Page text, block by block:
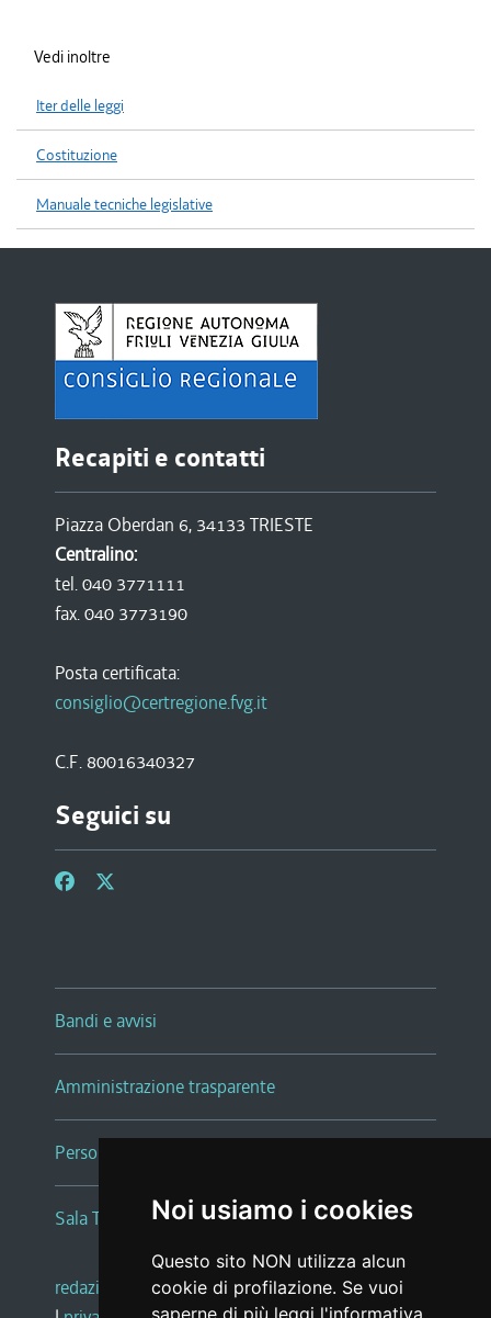
Noi usiamo i cookies
Questo sito NON utilizza alcun
cookie di profilazione. Se vuoi
saperne di più leggi l'informativa
Vedi inoltre
Iter delle leggi
Costituzione
Manuale tecniche legislative
Recapiti e contatti
Piazza Oberdan 6, 34133 TRIESTE
Centralino:
tel. 040 3771111
fax. 040 3773190
Posta certificata:
consiglio@certregione.fvg.it
C.F. 80016340327
Seguici su
Bandi e avvisi
Amministrazione trasparente
Persone e Uffici
Sala Tiziano Tessitori
redazione web |note legali |glossario